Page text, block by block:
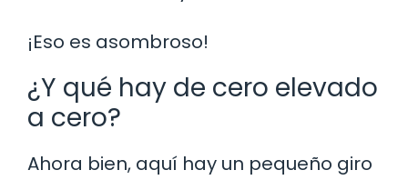
¡Eso es asombroso!
¿Y qué hay de cero elevado
a cero?
Ahora bien, aquí hay un pequeño giro